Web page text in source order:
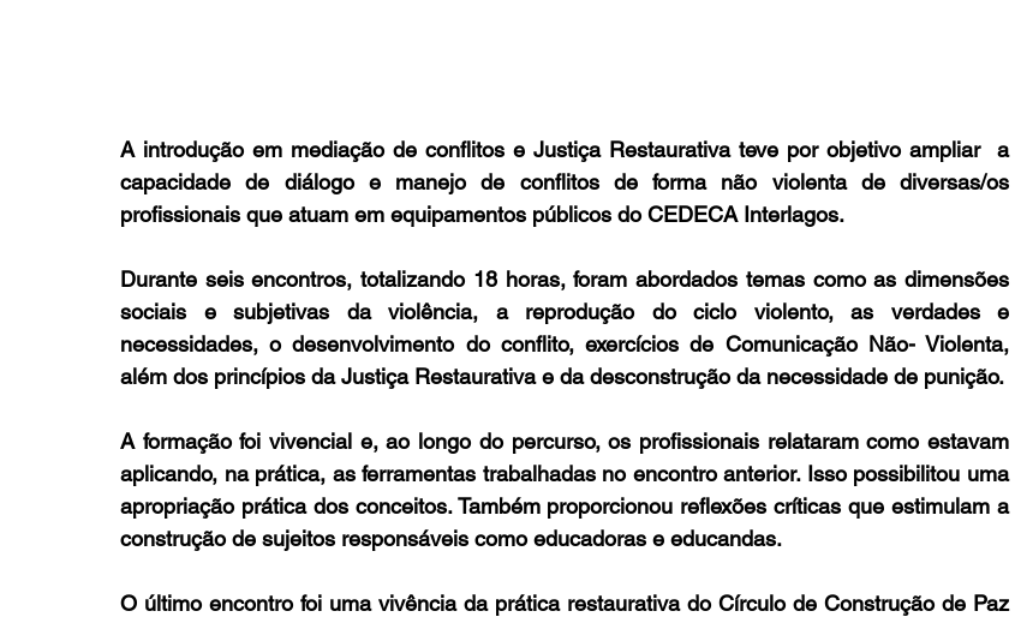
A introdução em mediação de conflitos e Justiça Restaurativa teve por objetivo ampliar  a
capacidade de diálogo e manejo de conflitos de forma não violenta de diversas/os
profissionais que atuam em equipamentos públicos do CEDECA Interlagos.
Durante seis encontros, totalizando 18 horas, foram abordados temas como as dimensões
sociais e subjetivas da violência, a reprodução do ciclo violento, as verdades e
necessidades, o desenvolvimento do conflito, exercícios de Comunicação Não- Violenta,
além dos princípios da Justiça Restaurativa e da desconstrução da necessidade de punição.
A formação foi vivencial e, ao longo do percurso, os profissionais relataram como estavam
aplicando, na prática, as ferramentas trabalhadas no encontro anterior. Isso possibilitou uma
apropriação prática dos conceitos. Também proporcionou reflexões críticas que estimulam a
construção de sujeitos responsáveis como educadoras e educandas.
O último encontro foi uma vivência da prática restaurativa do Círculo de Construção de Paz